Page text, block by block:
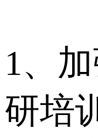
1、
研培